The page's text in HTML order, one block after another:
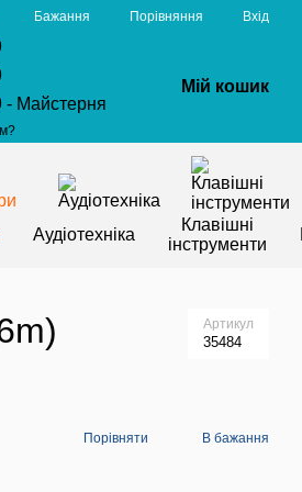
Бажання Порівняння Вхід
- Майстерня
Мій кошик
Аудіотехніка
Клавішні
інструменти
Артикул
35484
Порівняти В бажання